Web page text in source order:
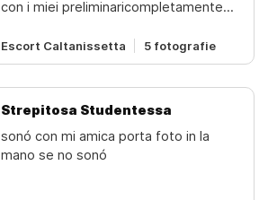
un’esperienza indimenticabile.
con i miei preliminaricompletamente
momenti& a prova e non ti scorderai di
me!!!prenditi un momento per te e
ragazza... con un corpo bello
esnellosono la compagnia passionale
e solare per i momenti più eccitanti
della tua giornata!️
Escort Caltanissetta 5 fotografie
Strepitosa Studentessa
sonó con mi amica porta foto in la
mano se no sonó